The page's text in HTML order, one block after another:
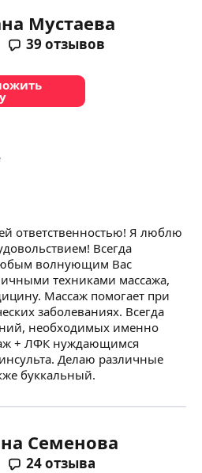
Мустаева
39 отзывов
ответственностью! Я люблю
Всегда
волнующим Вас
техниками массажа,
Массаж помогает при
заболеваниях. Всегда
необходимых именно
+ ЛФК нуждающимся
Делаю различные
буккальный.
Семенова
24отзыва